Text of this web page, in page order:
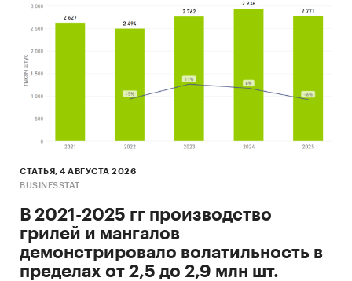
СТАТЬЯ, 4 АВГУСТА 2026
BUSINESSTAT
В 2021-2025 гг производство
грилей и мангалов
демонстрировало волатильность в
пределах от 2,5 до 2,9 млн шт.